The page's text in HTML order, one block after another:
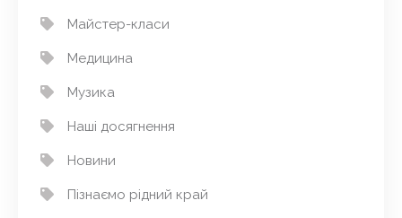
Майстер-класи
Медицина
Музика
Наші досягнення
Новини
Пізнаємо рідний край